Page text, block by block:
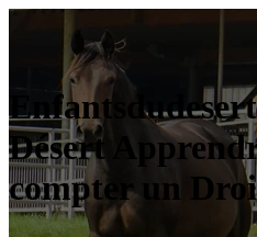
Désert
compter un